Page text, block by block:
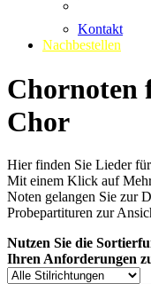
Kontakt
Nachbestellen
Chornoten
Chor
Hier finden Sie Lieder
Mit einem Klick auf
Noten gelangen Sie zur
Probepartituren zur
Nutzen Sie die
Ihren Anforderungen